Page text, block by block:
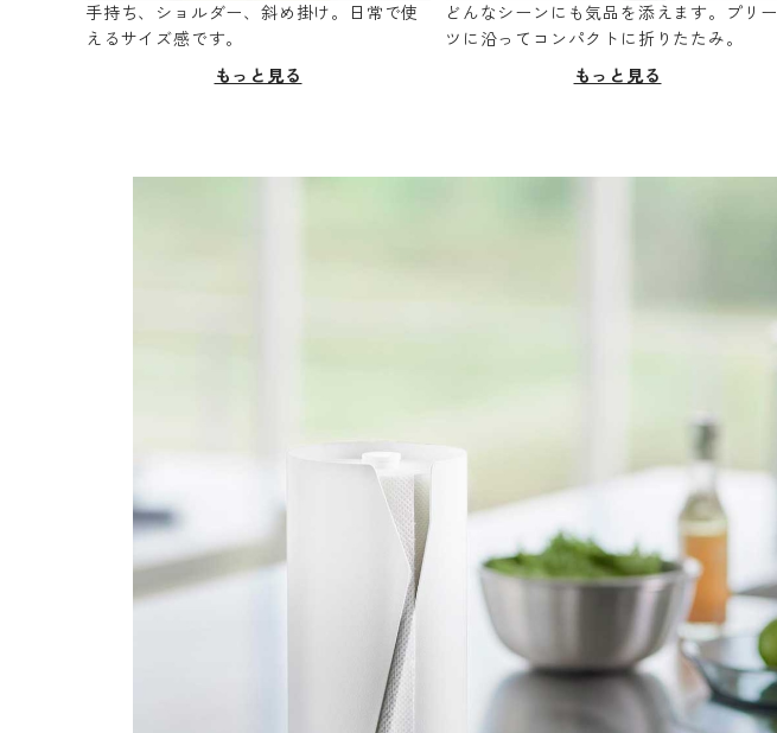
手持ち、ショルダー、斜め掛け。日常で使
えるサイズ感です。
もっと見る
どんなシーンにも気品を添えます。プリー
ツに沿ってコンパクトに折りたたみ。
もっと見る